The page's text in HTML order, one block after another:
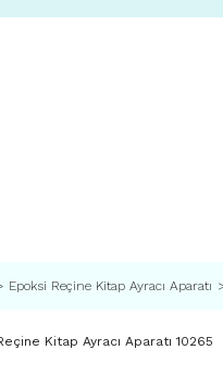
Epoksi Reçine Kitap Ayracı Aparatı